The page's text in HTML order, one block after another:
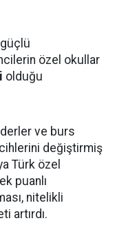
özel okullar
olduğu
ve burs
değiştirmiş
Türk özel
puanlı
nitelikli
artırdı.